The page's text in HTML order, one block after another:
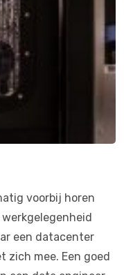
voorbij horen
een datacenter
zich mee. Een goed